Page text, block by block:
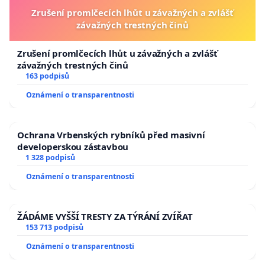
Zrušení promlčecích lhůt u závažných a zvlášť
závažných trestných činů
Zrušení promlčecích lhůt u závažných a zvlášť
závažných trestných činů
163 podpisů
Oznámení o transparentnosti
Ochrana Vrbenských rybníků před masivní
developerskou zástavbou
1 328 podpisů
Oznámení o transparentnosti
ŽÁDÁME VYŠŠÍ TRESTY ZA TÝRÁNÍ ZVÍŘAT
153 713 podpisů
Oznámení o transparentnosti